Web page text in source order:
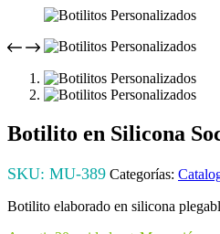
Botilito en Silicona
SKU: MU-389 Categorías:
Botilito elaborado en silicona